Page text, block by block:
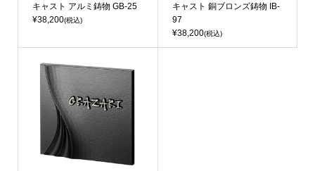
キャスト アルミ鋳物 GB-25
¥38,200(税込)
キャスト 銅ブロンズ鋳物 IB-
97
¥38,200(税込)